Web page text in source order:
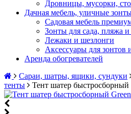
Дровницы, мусорки,
Дачная мебель, уличные
Садовая мебель
Зонты для сада, пляжа и
Лежаки и шезлонги
Аксессуары для зонтов
Аренда обогревателей
Сараи, шатры, ящики, сундуки
тенты
Тент шатер быстросборный